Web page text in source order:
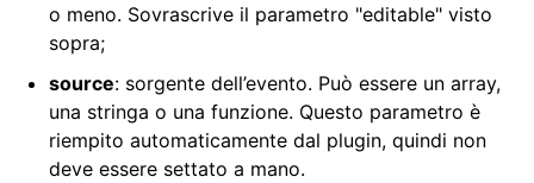
o meno. Sovrascrive il parametro "editable" visto
sopra;
source: sorgente dell’evento. Può essere un array,
una stringa o una funzione. Questo parametro è
riempito automaticamente dal plugin, quindi non
deve essere settato a mano.